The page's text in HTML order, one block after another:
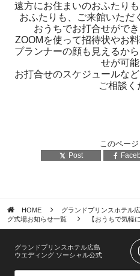
遠方にお住まいのおふたり
おふたりも、ご来館いただ
おうちでお打合せがで
ZOOMを使って招待状やお
プランナーの顔も見えるか
せが可能
お打合せのスケジュールな
ご相談く
このペー
Post
HOME グランドプリンスホテル
グ式場お知らせ一覧
【おうちで気軽
グランドプリンスホテル広島
ウエディング ソーシャル公式